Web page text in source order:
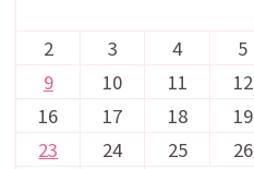
2
3 4 5
9
10 11 12
16
17 18 19
23
24 25 26